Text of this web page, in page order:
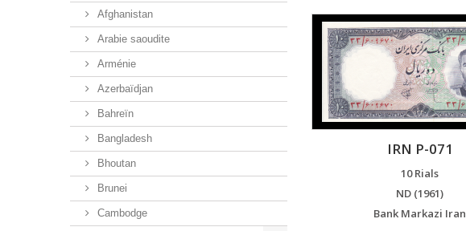
Afghanistan
Arabie saoudite
Arménie
Azerbaïdjan
Bahreïn
Bangladesh
Bhoutan
Brunei
Cambodge
IRN P-071
10 Rials
ND (1961)
Bank Markazi Iran